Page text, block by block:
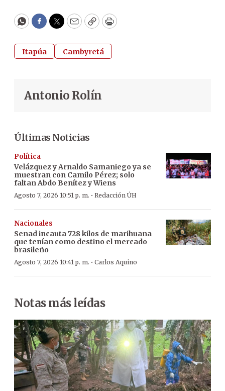
WhatsApp
Facebook
Twitter
EmailCopyPrint
Itapúa Cambyretá
Antonio Rolín
Últimas Noticias
Política
Velázquez y Arnaldo Samaniego ya se
muestran con Camilo Pérez; solo
faltan Abdo Benítez y Wiens
Agosto 7, 2026 10:51 p. m. · Redacción ÚH
Nacionales
Senad incauta 728 kilos de marihuana
que tenían como destino el mercado
brasileño
Agosto 7, 2026 10:41 p. m. · Carlos Aquino
Notas más leídas